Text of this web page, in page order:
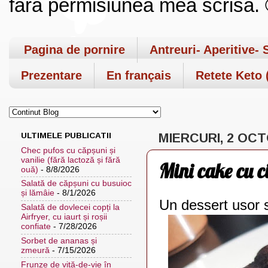
fara permisiunea mea
Pagina de pornire
Antreuri- Aperitive-
Prezentare
En français Retete Keto
MIERCURI, 2
Mini cake cu
Un dessert usor
ULTIMELE PUBLICATII
Chec pufos cu căpșuni și
vanilie (fără lactoză și fără
ouă) - 8/8/2026
Salată de căpșuni cu busuioc
și lămâie - 8/1/2026
Salată de dovlecei copți la
Airfryer, cu iaurt și roșii
confiate - 7/28/2026
Sorbet de ananas și
zmeură - 7/15/2026
Frunze de viță-de-vie în